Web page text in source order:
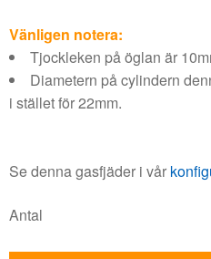
Vänligen notera:
Tjockleken på öglan är
Diametern på cylindern
i stället för 22mm.
Se denna gasfjäder i vår
Antal